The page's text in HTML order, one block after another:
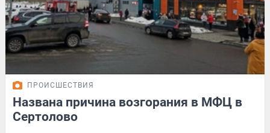
ПРОИСШЕСТВИЯ
Названа причина возгорания в МФЦ в
Сертолово